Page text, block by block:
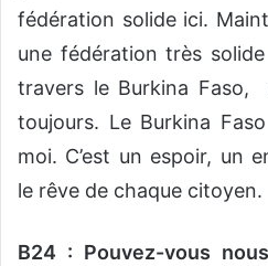
fédération solide ici.
une fédération très
travers le Burkina Faso,
toujours. Le Burkina
moi. C’est un espoir, un
le rêve de chaque citoyen.
B24 : Pouvez-vous